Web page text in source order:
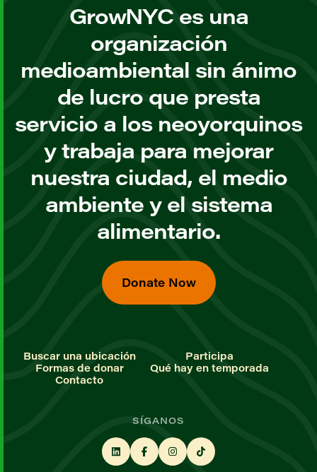
GrowNYC es una
organización
medioambiental sin ánimo
de lucro que presta
servicio a los neoyorquinos
y trabaja para mejorar
nuestra ciudad, el medio
ambiente y el sistema
alimentario.
Donate Now
Buscar una ubicación
Participa
Formas de donar
Qué hay en temporada
Contacto
SÍGANOS